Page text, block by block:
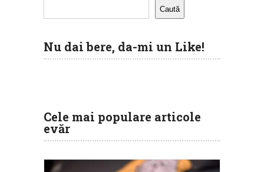
Caută
Nu dai bere, da-mi un Like!
Cele mai populare articole
evăr